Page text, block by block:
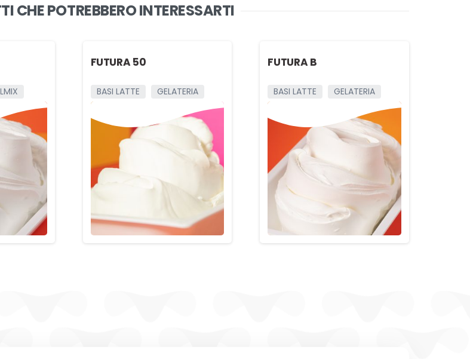
CHE POTREBBERO INTERESSARTI
FUTURA 50
BASI LATTE GELATERIA
FUTURA B
BASI LATTE GELATERIA